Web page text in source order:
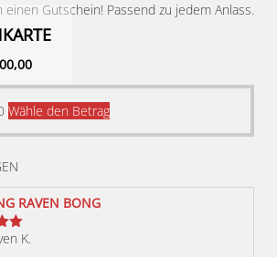
einen Gutschein! Passend zu jedem Anlass.
Wähle den BetragDieses
Produkt
RAVEN BONG
K.